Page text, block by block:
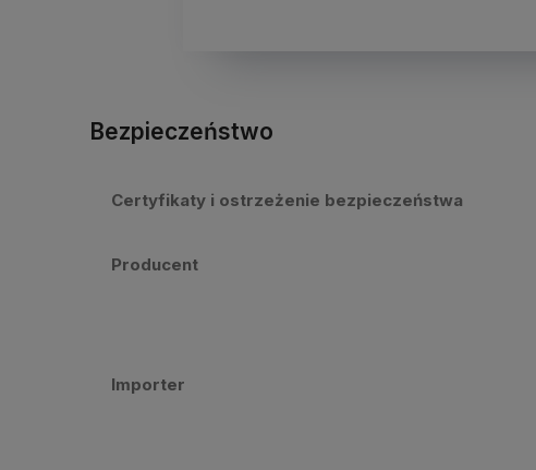
Bezpieczeństwo
Certyfikaty i ostrzeżenie bezpieczeństwa
Producent
Importer